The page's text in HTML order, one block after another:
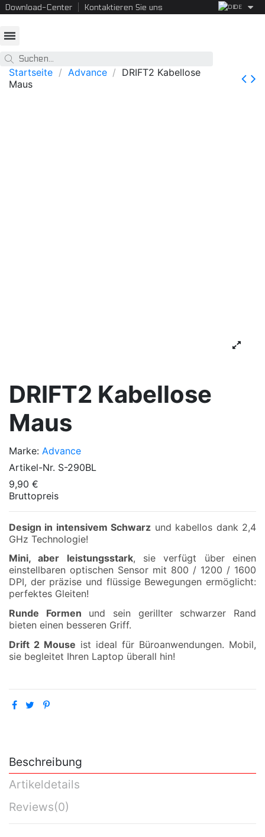
Download-Center Kontaktieren Sie uns DE
Startseite Advance
DRIFT2 Kabellose
Maus
DRIFT2 Kabellose
Maus
Marke: Advance
Artikel-Nr. S-290BL
9,90 €
Bruttopreis
Design in intensivem Schwarz und kabellos dank 2,4
GHz Technologie!
Mini, aber leistungsstark, sie verfügt über einen
einstellbaren optischen Sensor mit 800 / 1200 / 1600
DPI, der präzise und flüssige Bewegungen ermöglicht:
perfektes Gleiten!
Runde Formen und sein gerillter schwarzer Rand
bieten einen besseren Griff.
Drift 2 Mouse ist ideal für Büroanwendungen. Mobil,
sie begleitet Ihren Laptop überall hin!
Beschreibung
Artikeldetails
Reviews(0)